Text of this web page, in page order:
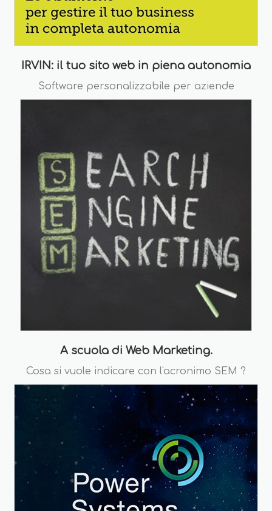
IRVIN: il tuo sito web in piena autonomia
Software personalizzabile per aziende
A scuola di Web Marketing.
Cosa si vuole indicare con l'acronimo SEM ?